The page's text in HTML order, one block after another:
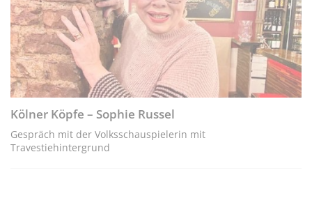
Kölner Köpfe – Sophie Russel
Gespräch mit der Volksschauspielerin mit
Travestiehintergrund